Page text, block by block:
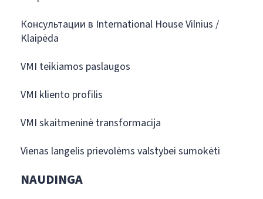
Консультации в International House Vilnius /
Klaipėda
VMI teikiamos paslaugos
VMI kliento profilis
VMI skaitmeninė transformacija
Vienas langelis prievolėms valstybei sumokėti
NAUDINGA